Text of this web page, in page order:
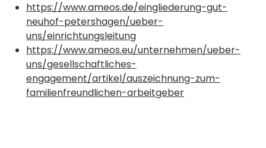
https://www.ameos.de/eingliederung-gut-
neuhof-petershagen/ueber-
uns/einrichtungsleitung
https://www.ameos.eu/unternehmen/ueber-
uns/gesellschaftliches-
engagement/artikel/auszeichnung-zum-
familienfreundlichen-arbeitgeber